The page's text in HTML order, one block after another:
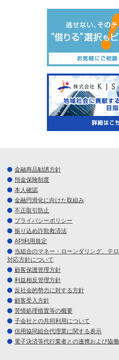
金融商品勧誘方針
預金保険制度
本人確認
金融円滑化に向けた取組み
不正取引防止
プライバシーポリシー
振り込め詐欺救済法
API利用規定
当組合のマネー・ローンダリング、テ
対応方針について
顧客保護管理方針
利益相反管理方針
反社会的勢力に対する方針
顧客受入方針
苦情処理措置等の概要
子会社との共同利用について
信用協同組合代理業に関する表示
電子決済等代行業者との連携および協